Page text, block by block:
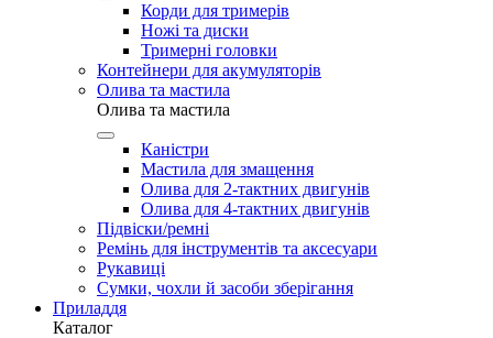
Корди для тримерів
Ножі та диски
Тримерні головки
Контейнери для акумуляторів
Олива та мастила
Олива та мастила
Каністри
Мастила для змащення
Олива для 2-тактних двигунів
Олива для 4-тактних двигунів
Підвіски/ремні
Ремінь для інструментів та аксесуари
Рукавиці
Сумки, чохли й засоби зберігання
Приладдя
Каталог